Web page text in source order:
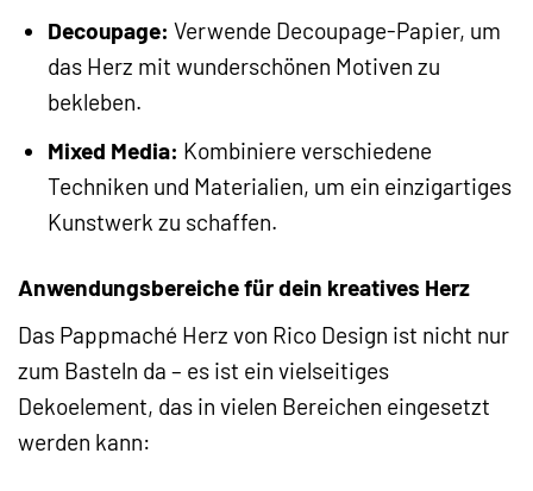
Decoupage: Verwende Decoupage-Papier, um
das Herz mit wunderschönen Motiven zu
bekleben.
Mixed Media: Kombiniere verschiedene
Techniken und Materialien, um ein einzigartiges
Kunstwerk zu schaffen.
Anwendungsbereiche für dein kreatives Herz
Das Pappmaché Herz von Rico Design ist nicht nur
zum Basteln da – es ist ein vielseitiges
Dekoelement, das in vielen Bereichen eingesetzt
werden kann: